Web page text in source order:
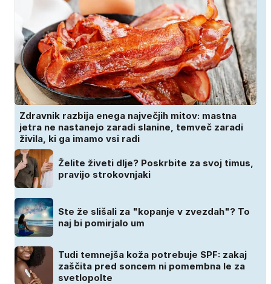
Zdravnik razbija enega največjih mitov: mastna
jetra ne nastanejo zaradi slanine, temveč zaradi
živila, ki ga imamo vsi radi
Želite živeti dlje? Poskrbite za svoj timus,
pravijo strokovnjaki
Ste že slišali za "kopanje v zvezdah"? To
naj bi pomirjalo um
Tudi temnejša koža potrebuje SPF: zakaj
zaščita pred soncem ni pomembna le za
svetlopolte